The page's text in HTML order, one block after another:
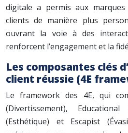
digitale a permis aux marques
clients de manière plus
ouvrant la voie à des
renforcent l’engagement et la
Les composantes clés
client réussie (4E
Le framework des 4E, qui
(Divertissement),
(Esthétique) et Escapist